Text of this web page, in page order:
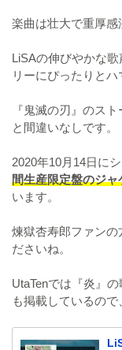
楽曲は壮大で重厚感
LiSAの伸びやかな歌
リーにぴったりとハ
『鬼滅の刃』のス
と間違いなしです。
2020年10月14日に
間生産限定盤のジ
います。
煉獄杏寿郎ファンの
ださいね。
UtaTenでは『炎』
も掲載しているので